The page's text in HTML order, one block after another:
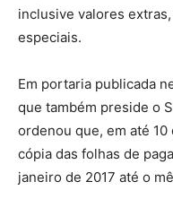
inclusive valores
especiais.
Em portaria publicada
que também preside o
ordenou que, em até 10
cópia das folhas de
janeiro de 2017 até o